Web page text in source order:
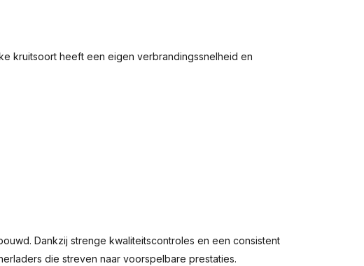
kruitsoort heeft een eigen verbrandingssnelheid en
Dankzij strenge kwaliteitscontroles en een consistent
die streven naar voorspelbare prestaties.